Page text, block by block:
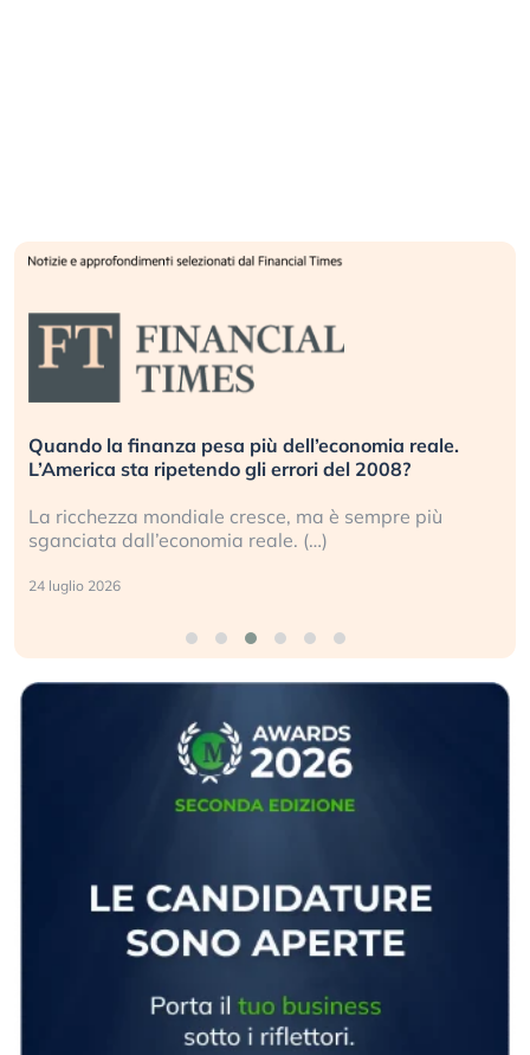
Quando la finanza pesa più dell’economia reale.
L’America sta ripetendo gli errori del 2008?
La ricchezza mondiale cresce, ma è sempre più
sganciata dall’economia reale. (…)
24 luglio 2026